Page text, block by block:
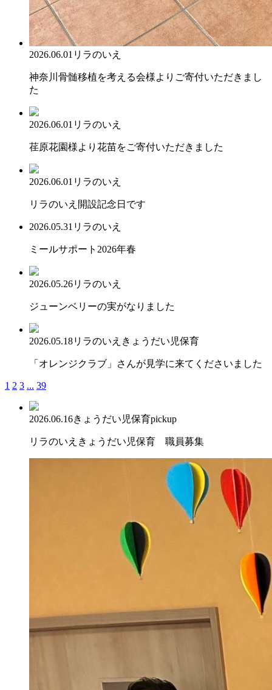
2026.06.01 リラのいえ
神奈川骨髄移植を考える会様よりご寄付いただきまし
た
2026.06.01 リラのいえ
荏原花園様より花苗をご寄付いただきました
2026.06.01 リラのいえ
リラのいえ開設記念日です
2026.05.31 リラのいえ
ミールサポート2026年春
2026.05.26リラのいえ
ジューンベリーの実がなりました
2026.05.18リラのいえ きょうだい児保育
「オレンジクラブ」さんが見学に来てくださいました
1 2 3 ... 39
2026.06.16きょうだい児保育pickup
リラのいえきょうだい児保育 職員募集